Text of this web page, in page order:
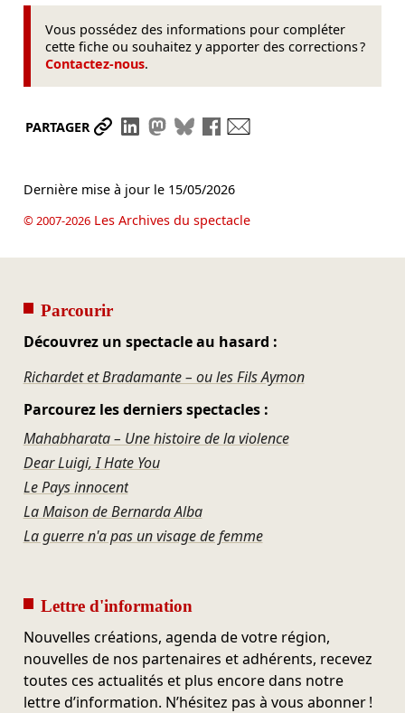
Vous possédez des informations pour compléter
cette fiche ou souhaitez y apporter des corrections ?
Contactez-nous.
PARTAGER Partager le lien
Partager sur LinkedIn
Partager sur Mastodon
Partager sur Bluesky
Partager sur Facebook
Dernière mise à jour le 15/05/2026
© 2007-2026Les Archives du spectacle
Parcourir
Découvrez un spectacle au hasard :
Richardet et Bradamante – ou les Fils Aymon
Parcourez les derniers spectacles :
Mahabharata – Une histoire de la violence
Dear Luigi, I Hate You
Le Pays innocent
La Maison de Bernarda Alba
La guerre n'a pas un visage de femme
Lettre d'information
Nouvelles créations, agenda de votre région,
nouvelles de nos partenaires et adhérents, recevez
toutes ces actualités et plus encore dans notre
lettre d’information. N’hésitez pas à vous abonner !